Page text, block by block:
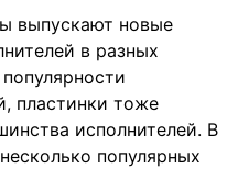
выпускают новые
в разных
пластинки тоже
исполнителей. В
популярных